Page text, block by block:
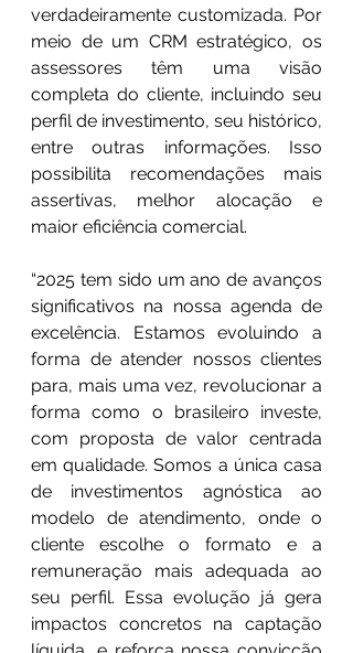
verdadeiramente customizada. Por
meio de um CRM estratégico, os
assessores têm uma visão
completa do cliente, incluindo seu
perfil de investimento, seu histórico,
entre outras informações. Isso
possibilita recomendações mais
assertivas, melhor alocação e
maior eficiência comercial.
“2025 tem sido um ano de avanços
significativos na nossa agenda de
excelência. Estamos evoluindo a
forma de atender nossos clientes
para, mais uma vez, revolucionar a
forma como o brasileiro investe,
com proposta de valor centrada
em qualidade. Somos a única casa
de investimentos agnóstica ao
modelo de atendimento, onde o
cliente escolhe o formato e a
remuneração mais adequada ao
seu perfil. Essa evolução já gera
impactos concretos na captação